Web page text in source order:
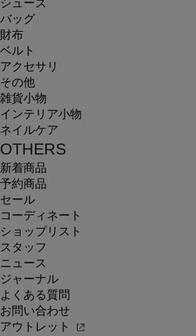
シューズ
バッグ
財布
ベルト
アクセサリ
その他
雑貨小物
インテリア小物
ネイルケア
OTHERS
新着商品
予約商品
セール
コーディネート
ショップリスト
スタッフ
ニュース
ジャーナル
よくある質問
お問い合わせ
アウトレット